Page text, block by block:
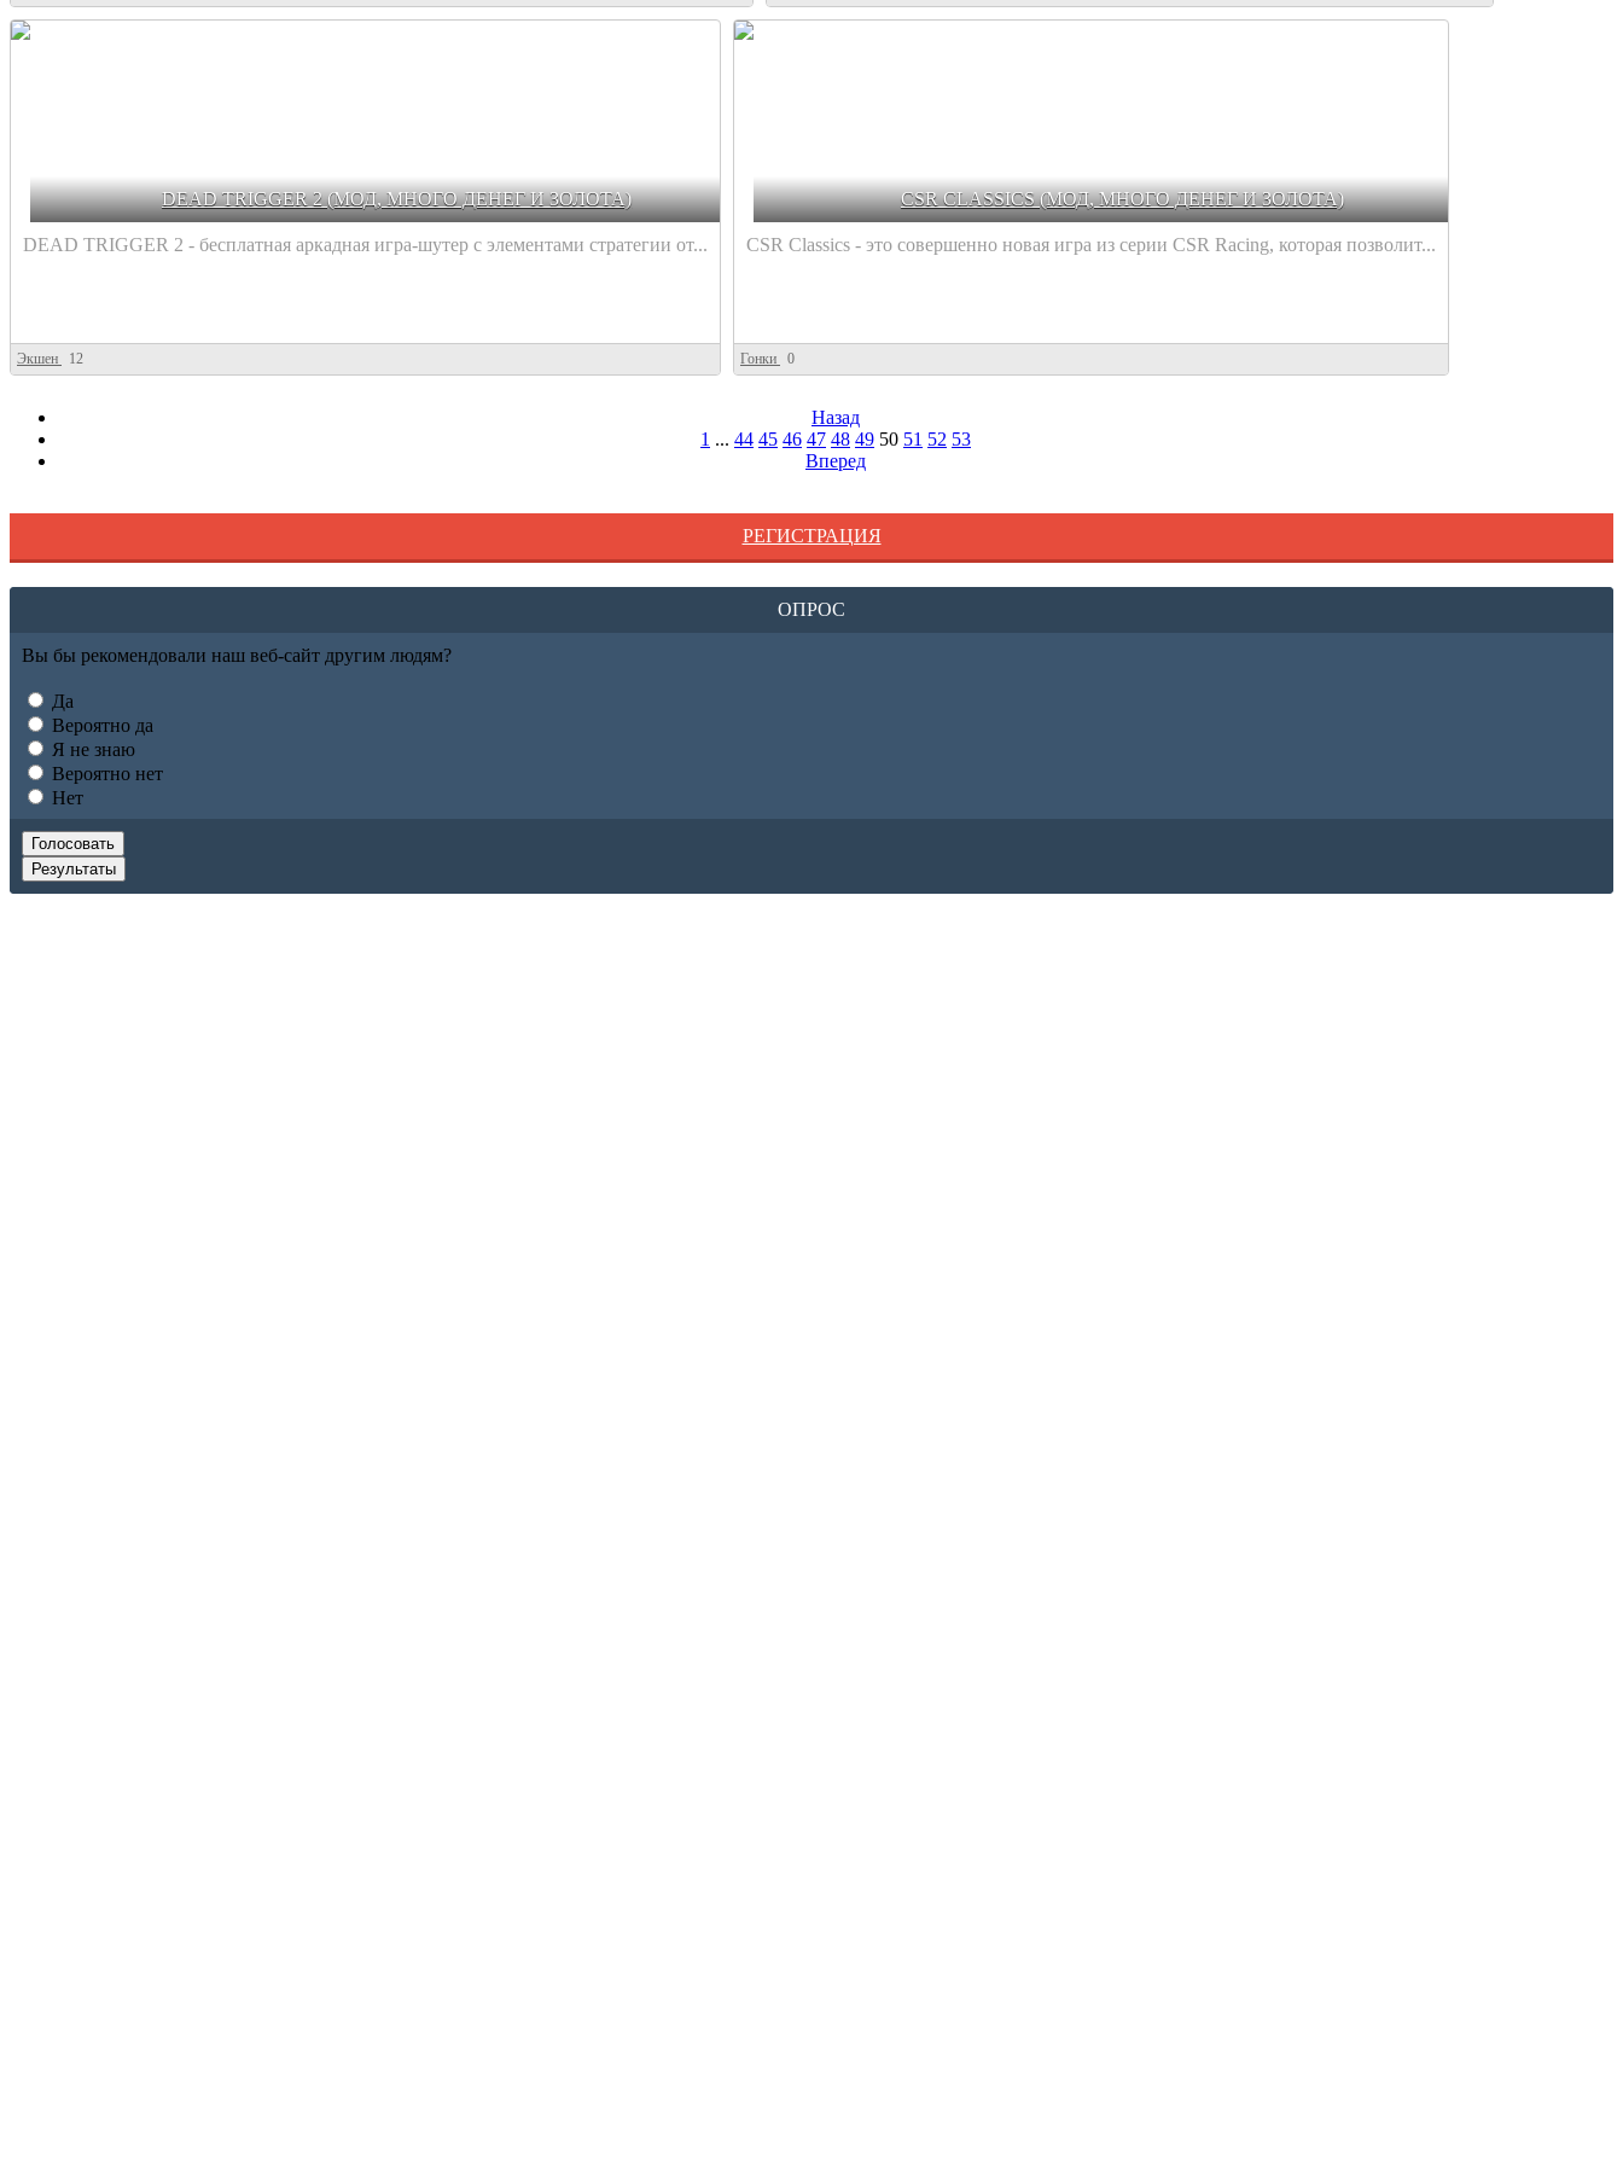
DEAD TRIGGER 2 (МОД, МНОГО ДЕНЕГ И ЗОЛОТА)
DEAD TRIGGER 2 - бесплатная аркадная игра-шутер с элементами стратегии от...
Экшен 12
CSR CLASSICS (МОД, МНОГО ДЕНЕГ И ЗОЛОТА)
CSR Classics - это совершенно новая игра из серии CSR Racing, которая позволит...
Гонки 0
Назад
1 ... 44 45 46 47 48 49 50 51 52 53
Вперед
РЕГИСТРАЦИЯ
ОПРОС
Вы бы рекомендовали наш веб-сайт другим людям?
Да
Вероятно да
Я не знаю
Вероятно нет
Нет
Голосовать
Результаты